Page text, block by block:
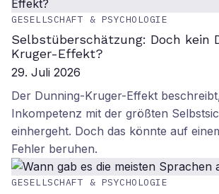
GESELLSCHAFT & PSYCHOLOGIE
Selbstüberschätzung: Doch kein
Kruger-Effekt?
29. Juli 2026
Der Dunning-Kruger-Effekt
Inkompetenz mit der größten
einhergeht. Doch das könnte auf
Fehler beruhen.
GESELLSCHAFT & PSYCHOLOGIE